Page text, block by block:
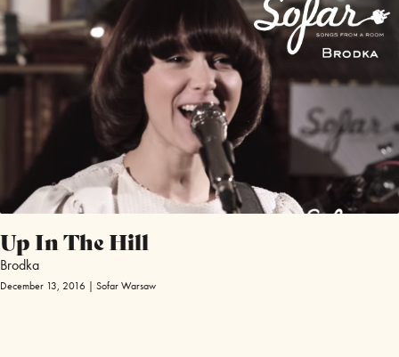
Up In The Hill
Brodka
December 13, 2016 | Sofar Warsaw